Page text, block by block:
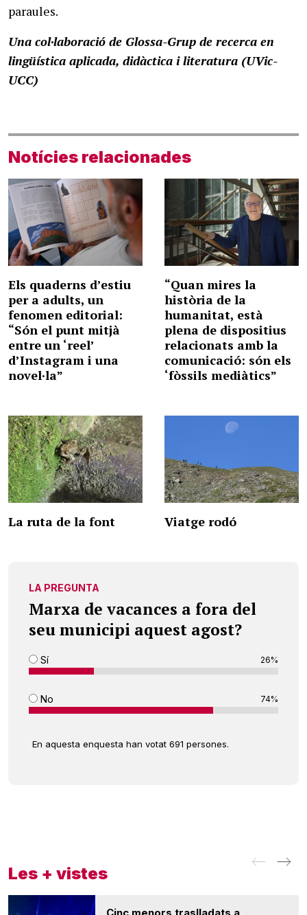
paraules.
Una col·laboració de Glossa-Grup de recerca en
lingüística aplicada, didàctica i literatura (UVic-
UCC)
Notícies relacionades
Els quaderns d’estiu
per a adults, un
fenomen editorial:
“Són el punt mitjà
entre un ‘reel’
d’Instagram i una
novel·la”
“Quan mires la
història de la
humanitat, està
plena de dispositius
relacionats amb la
comunicació: són els
‘fòssils mediàtics”
La ruta de la font Viatge rodó
LA PREGUNTA
Marxa de vacances a fora del
seu municipi aquest agost?
Sí 26%
No 74%
En aquesta enquesta han votat 691 persones.
Les + vistes